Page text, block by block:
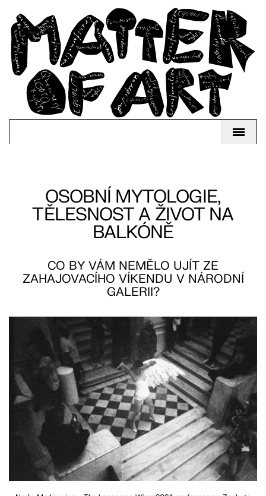
OSOBNÍ MYTOLOGIE,
TĚLESNOST A ŽIVOT NA
BALKÓNĚ
CO BY VÁM NEMĚLO UJÍT ZE
ZAHAJOVACÍHO VÍKENDU V NÁRODNÍ
GALERII?